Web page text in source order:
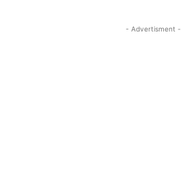
- Advertisment -